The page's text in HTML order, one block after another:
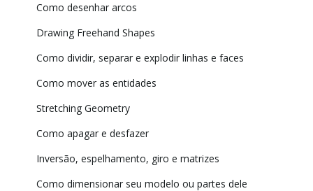
Como desenhar arcos
Drawing Freehand Shapes
Como dividir, separar e explodir linhas e faces
Como mover as entidades
Stretching Geometry
Como apagar e desfazer
Inversão, espelhamento, giro e matrizes
Como dimensionar seu modelo ou partes dele